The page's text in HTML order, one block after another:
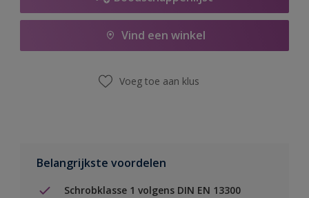
Vind een winkel
Voeg toe aan klus
Belangrijkste voordelen
Schrobklasse 1 volgens DIN EN 13300